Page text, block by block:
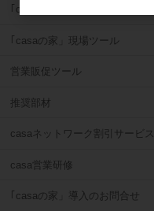
｢casaの家」営業ツール
｢casaの家」現場ツール
営業販促ツール
推奨部材
casaネットワーク割引サービス
casa営業研修
｢casaの家」導入のお問合せ